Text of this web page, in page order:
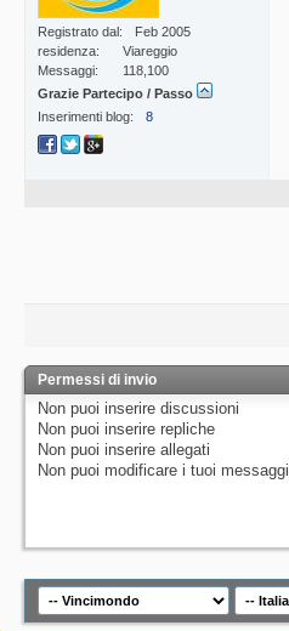
Registrato dal
Feb 2005
residenza
Viareggio
Messaggi
118,100
Grazie Partecipo / Passo
Inserimenti blog
8
Permessi di invio
Non puoi inserire discussioni
Non puoi inserire repliche
Non puoi inserire allegati
Non puoi modificare i tuoi messaggi